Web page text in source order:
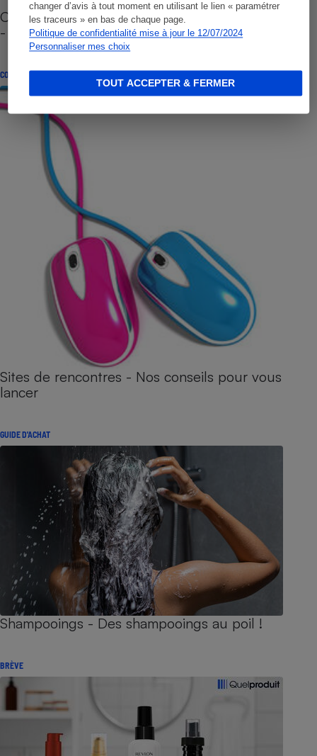
changer d’avis à tout moment en utilisant le lien « paramétrer
les traceurs » en bas de chaque page.
Politique de confidentialité mise à jour le 12/07/2024
Personnaliser mes choix
TOUT ACCEPTER & FERMER
Cafetière à capsules zéro déchet CoffeeB (vidéo)
- Premières impressions
CONSEILS
Sites de rencontres - Nos conseils pour vous
lancer
GUIDE D'ACHAT
Shampooings - Des shampooings au poil !
BRÈVE